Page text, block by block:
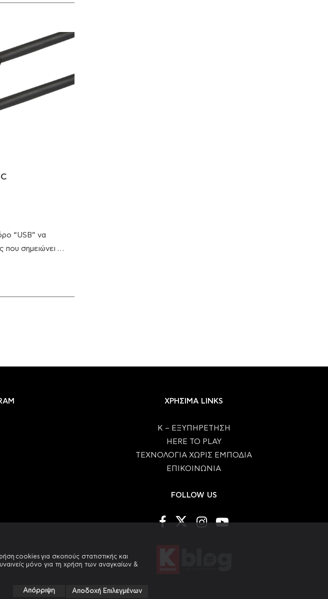
cookies για σκοπούς στατιστικής και
μόνο για τη χρήση των αναγκαίων &
Αποδοχή Επιλεγμένων
Απόρριψη
“USB” να
που σημειώνει …
ΧΡΗΣΙΜΑ LINKS
Κ – ΕΞΥΠΗΡΕΤΗΣΗ
HERE TO PLAY
ΤΕΧΝΟΛΟΓΙΑ ΧΩΡΙΣ ΕΜΠΟΔΙΑ
ΕΠΙΚΟΙΝΩΝΙΑ
FOLLOW US